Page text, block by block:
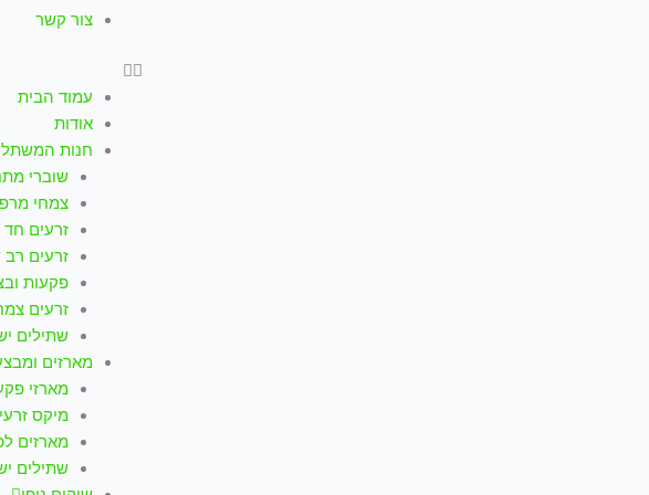
צור קשר
עמוד הבית
אודות
חנות
שוברי
צמחי
זרעים חד
זרעים רב
פקעות
זרעים
שתילים
מארזים
מארזי
מיקס
מארזים
שתילים